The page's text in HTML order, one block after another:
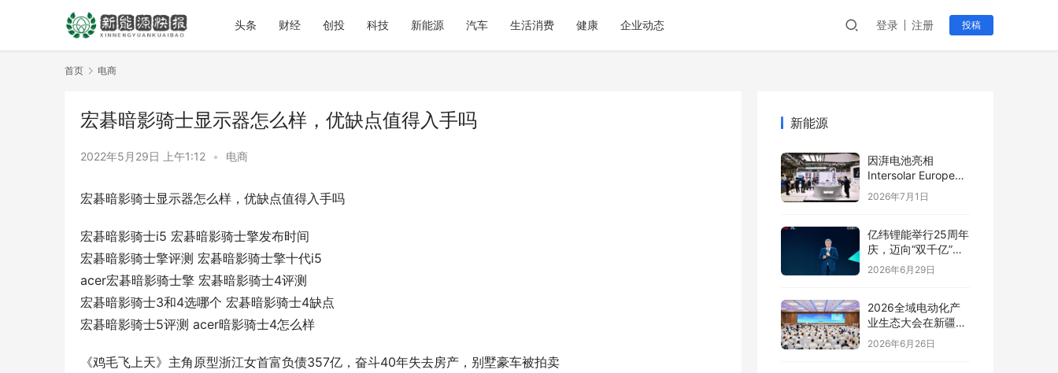
头条 财经 创投 科技 新能源 汽车 生活消费 健康 企业动态 登录 注册 投稿
首页 电商
宏碁暗影骑士显示器怎么样，优缺点值得入手吗
2022年5月29日 上午1:12 • 电商
宏碁暗影骑士显示器怎么样，优缺点值得入手吗
宏碁暗影骑士i5 宏碁暗影骑士擎发布时间
宏碁暗影骑士擎评测 宏碁暗影骑士擎十代i5
acer宏碁暗影骑士擎 宏碁暗影骑士4评测
宏碁暗影骑士3和4选哪个 宏碁暗影骑士4缺点
宏碁暗影骑士5评测 acer暗影骑士4怎么样
《鸡毛飞上天》主角原型浙江女首富负债357亿，奋斗40年失去房产，别墅豪车被拍卖
新能源
因湃电池亮相
Intersolar Europe
2026:以车规级安全
推动全球储能产业标
2026年7月1日
亿纬锂能举行25周年
庆，迈向“双千亿”新
阶段
2026年6月29日
2026全域电动化产
业生态大会在新疆塔
城盛大开幕
2026年6月26日